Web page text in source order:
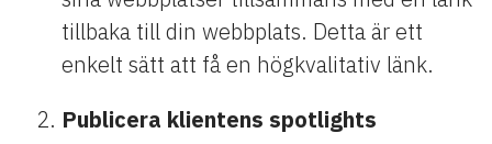
tillbaka till din webbplats. Detta är ett
enkelt sätt att få en högkvalitativ länk.
Publicera klientens spotlights